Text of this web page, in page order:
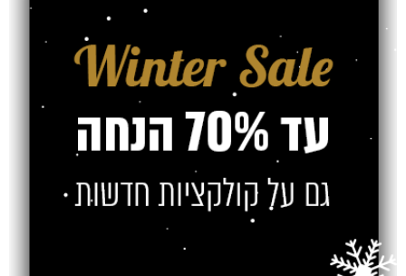
חוות דעת (0)
מוצרים קשורים